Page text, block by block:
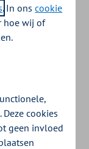
(corona)
gebruik
19.
. In onscookie
hoe wij of
cookies
geen invloed